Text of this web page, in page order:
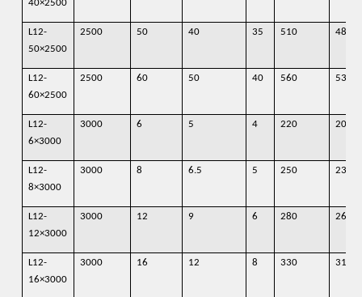
40×2500
L12-
50×2500
2500 50 40 35 510 480
L12-
60×2500
2500 60 50 40 560 530
L12-
6×3000
3000 6 5 4 220 200
L12-
8×3000
3000 8 6.5 5 250 230
L12-
12×3000
3000 12 9 6 280 260
L12-
16×3000
3000 16 12 8 330 310